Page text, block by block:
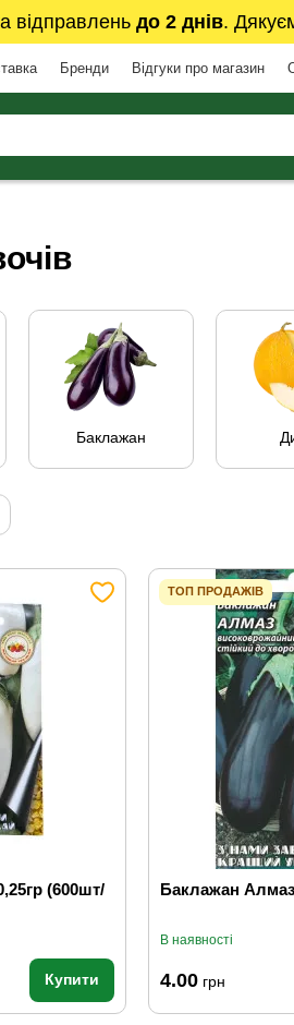
відправлень до 2 днів.
Бренди Відгуки про магазин
Баклажан
(600шт/
Купити
ТОП ПРОДАЖІВ
Баклажан Алмаз
В наявності
4.00грн